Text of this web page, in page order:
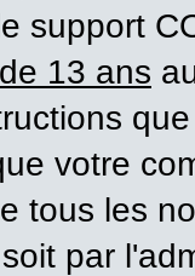
support
13 ans
votre
tous les
par